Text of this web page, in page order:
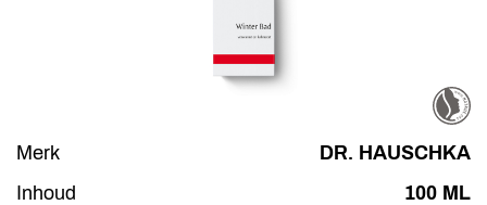
Merk
DR. HAUSCHKA
Inhoud
100 ML